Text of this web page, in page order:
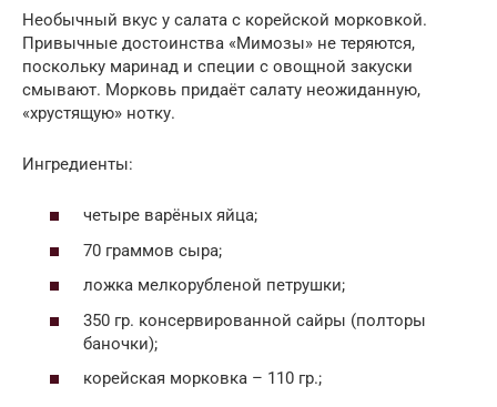
Необычный вкус у салата с корейской морковкой.
Привычные достоинства «Мимозы» не теряются,
поскольку маринад и специи с овощной закуски
смывают. Морковь придаёт салату неожиданную,
«хрустящую» нотку.
Ингредиенты:
четыре варёных яйца;
70 граммов сыра;
ложка мелкорубленой петрушки;
350 гр. консервированной сайры (полторы
баночки);
корейская морковка – 110 гр.;